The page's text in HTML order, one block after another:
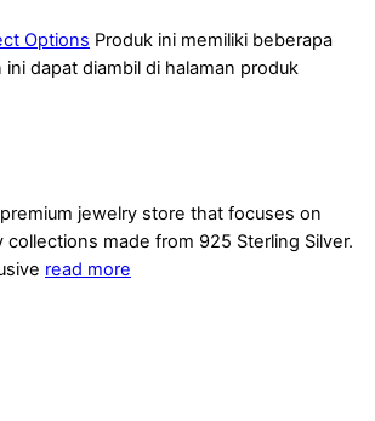
Exaggerated Fine
Bubble Knot 999
Ring
Options Produk ini memiliki beberapa
ini dapat diambil di halaman produk
jewelry store that focuses on
made from 925 Sterling Silver.
read more